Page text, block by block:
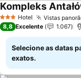
3 EstrelasHotel Vistas
Kompleks
8,8 Excelente 1.067
Selecione as datas
exatos.